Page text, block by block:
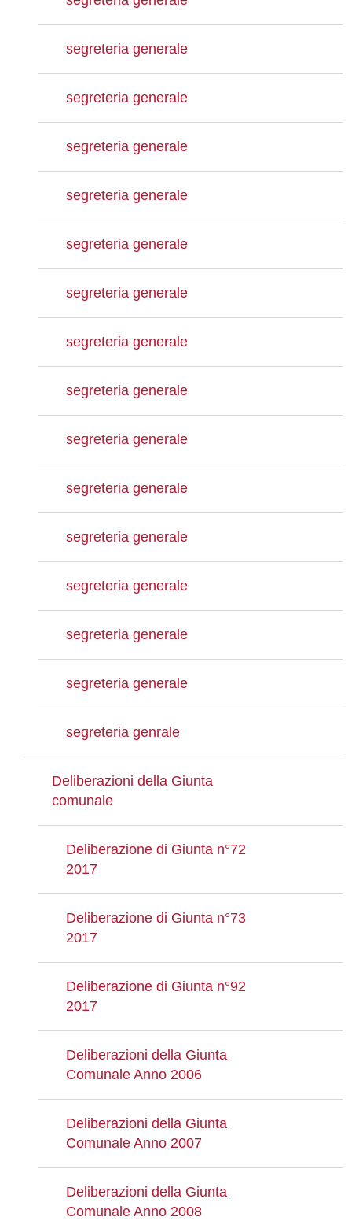
segreteria generale
segreteria generale
segreteria generale
segreteria generale
segreteria generale
segreteria generale
segreteria generale
segreteria generale
segreteria generale
segreteria generale
segreteria generale
segreteria generale
segreteria generale
segreteria generale
segreteria genrale
Deliberazioni della Giunta
comunale
Deliberazione di Giunta n°72
2017
Deliberazione di Giunta n°73
2017
Deliberazione di Giunta n°92
2017
Deliberazioni della Giunta
Comunale Anno 2006
Deliberazioni della Giunta
Comunale Anno 2007
Deliberazioni della Giunta
Comunale Anno 2008